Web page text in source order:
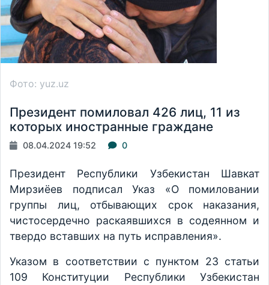
Фото: yuz.uz
Президент помиловал 426 лиц, 11 из
которых иностранные граждане
08.04.2024 19:52 0
Президент Республики Узбекистан Шавкат
Мирзиёев подписал Указ «О помиловании
группы лиц, отбывающих срок наказания,
чистосердечно раскаявшихся в содеянном и
твердо вставших на путь исправления».
Указом в соответствии с пунктом 23 статьи
109 Конституции Республики Узбекистан